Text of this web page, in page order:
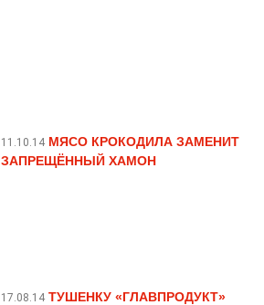
11.10.14 МЯСО КРОКОДИЛА ЗАМЕНИТ
ЗАПРЕЩЁННЫЙ ХАМОН
17.08.14 ТУШЕНКУ «ГЛАВПРОДУКТ»